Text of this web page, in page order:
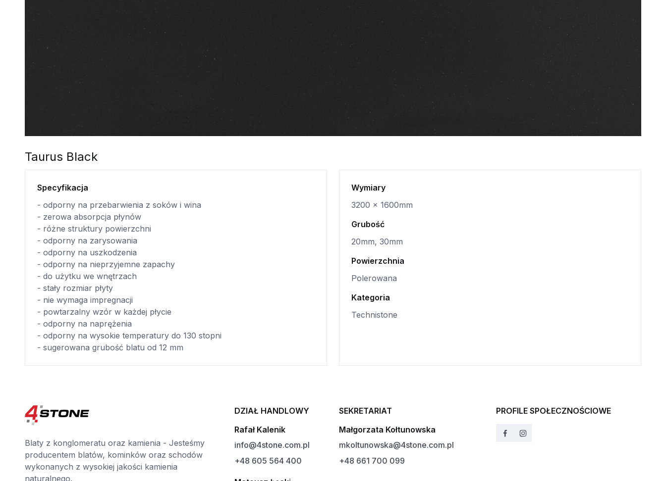
Taurus Black
Specyfikacja
- odporny na przebarwienia z soków i wina
- zerowa absorpcja płynów
- różne struktury powierzchni
- odporny na zarysowania
- odporny na uszkodzenia
- odporny na nieprzyjemne zapachy
- do użytku we wnętrzach
- stały rozmiar płyty
- nie wymaga impregnacji
- powtarzalny wzór w każdej płycie
- odporny na naprężenia
- odporny na wysokie temperatury do 130 stopni
- sugerowana grubość blatu od 12 mm
Wymiary
3200 x 1600mm
Grubość
20mm, 30mm
Powierzchnia
Polerowana
Kategoria
Technistone
Blaty z konglomeratu oraz kamienia - Jesteśmy
producentem blatów, kominków oraz schodów
wykonanych z wysokiej jakości kamienia
naturalnego.
DZIAŁ HANDLOWY
Rafał Kalenik
info@4stone.com.pl
+48 605 564 400
SEKRETARIAT
Małgorzata Kołtunowska
mkoltunowska@4stone.com.pl
+48 661 700 099
PROFILE SPOŁECZNOŚCIOWE